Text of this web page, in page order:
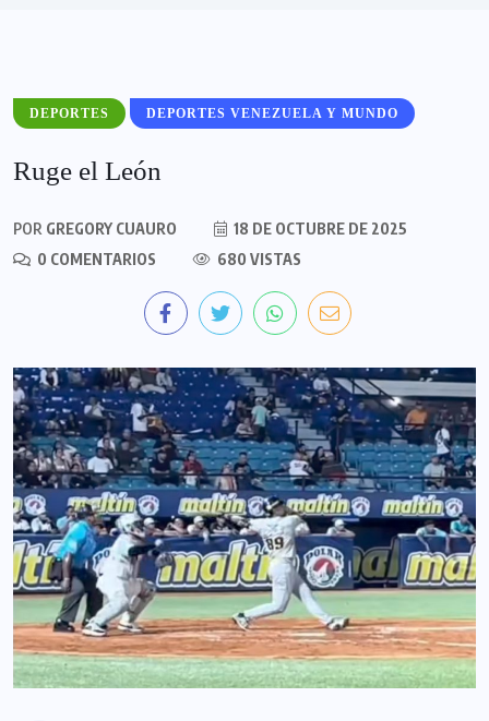
DEPORTES DEPORTES VENEZUELA Y MUNDO
Ruge el León
POR GREGORY CUAURO
18 DE OCTUBRE DE 2025
0 COMENTARIOS
680 VISTAS